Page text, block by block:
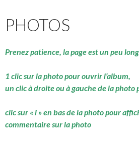
PHOTOS
Prenez patience, la page est un peu
1 clic sur la photo pour ouvrir l’album,
un clic à droite ou à gauche de la photo
clic sur « i » en bas de la photo pour
commentaire sur la photo